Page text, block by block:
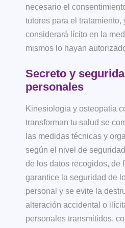
necesario el
tutores para el tratamiento,
considerará lícito en la
mismos lo hayan
Secreto y
personales
Kinesiologia y osteopatia
transforman tu salud se
las medidas técnicas y
según el nivel de
de los datos recogidos, de
garantice la seguridad de
personal y se evite la
alteración accidental o
personales transmitidos,